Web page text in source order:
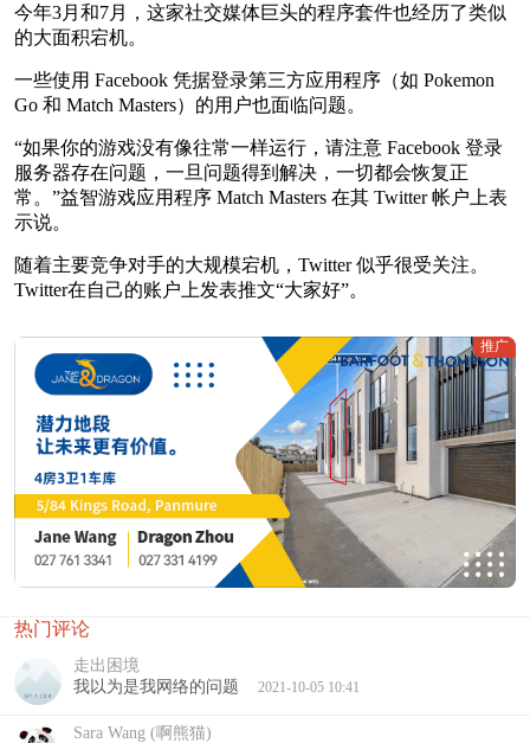
今年3月和7月，这家社交媒体巨头的程序套件也经历了类似
的大面积宕机。
一些使用 Facebook 凭据登录第三方应用程序（如 Pokemon
Go 和 Match Masters）的用户也面临问题。
“如果你的游戏没有像往常一样运行，请注意 Facebook 登录
服务器存在问题，一旦问题得到解决，一切都会恢复正
常。”益智游戏应用程序 Match Masters 在其 Twitter 帐户上表
示说。
随着主要竞争对手的大规模宕机，Twitter 似乎很受关注。
Twitter在自己的账户上发表推文“大家好”。
推广
热门评论
走出困境
我以为是我网络的问题
2021-10-05 10:41
Sara Wang (啊熊猫)